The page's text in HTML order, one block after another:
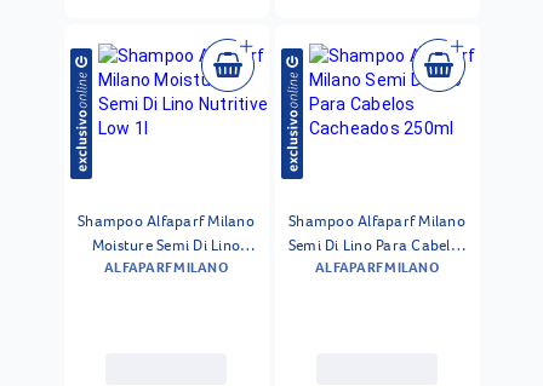
Shampoo Alfaparf Milano
Moisture Semi Di Lino
Nutritive Low 1l
ALFAPARF MILANO
Shampoo Alfaparf Milano
Semi Di Lino Para Cabelos
Cacheados 250ml
ALFAPARF MILANO